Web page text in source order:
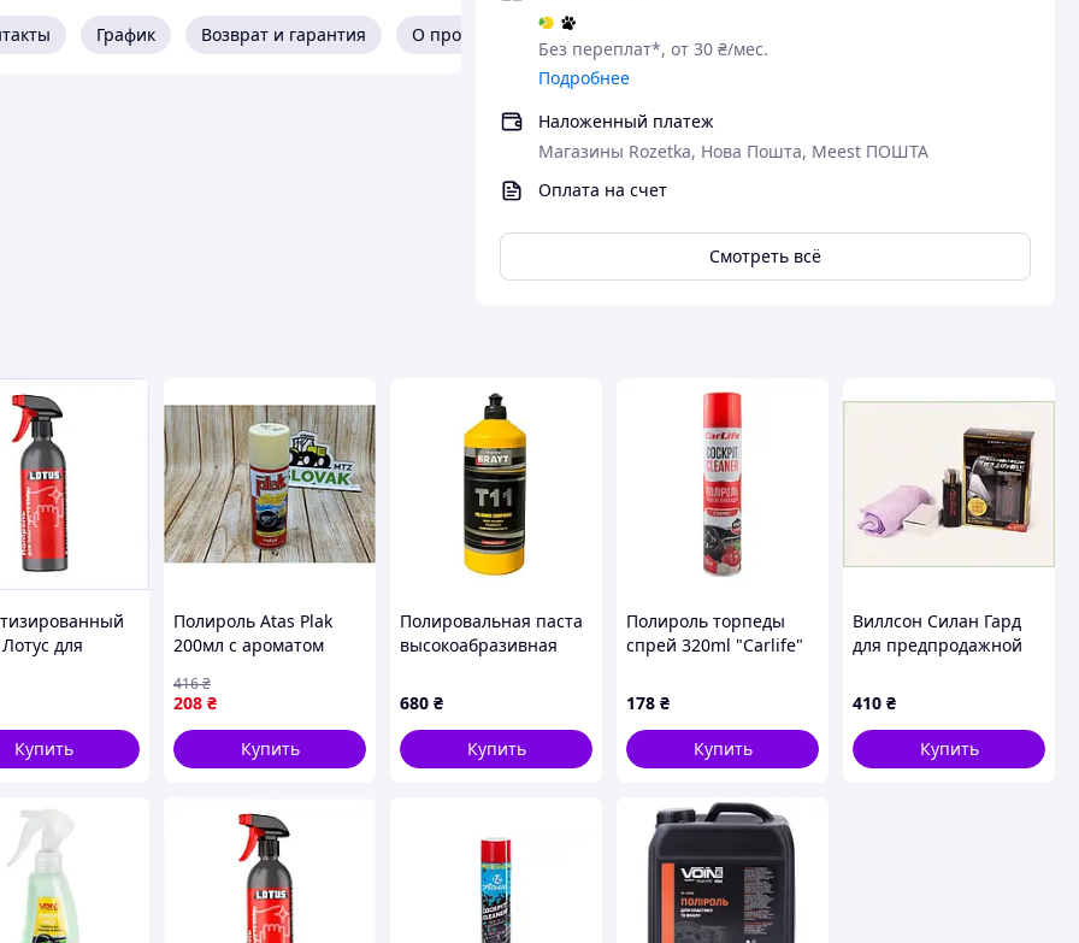
Без переплат*, от 30 ₴/мес.
Подробнее
Наложенный платеж
Магазины Rozetka, Нова Пошта, Meest ПОШТА
Оплата на счет
Смотреть всё
График Возврат и гарантия О продавце
для
Купить
Полироль Atas Plak
200мл с ароматом
идеального блеска и
защиты поверхностей
208 ₴
416₴
Купить
Полировальная паста
высокоабразивная
680 ₴
Купить
Полироль торпеды
спрей 320ml "Carlife"
(24шт/уп)
178 ₴
Купить
Виллсон Силан Гард
для предпродажной
410 ₴
Купить